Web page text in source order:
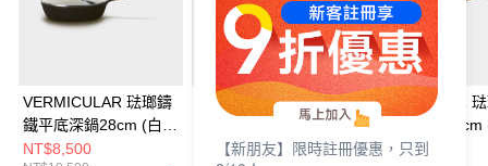
VERMICULAR 琺瑯鑄
鐵平底深鍋28cm (白橡
木)+鍋蓋
NT$8,500
VERMICULAR 琺瑯鑄
鐵平底深鍋24cm (白橡
木)+鍋蓋
NT$5,699
VERMICULAR
鐵平底深鍋26cm
木)
NT$5,500
【新朋友】限時註冊優惠，只到